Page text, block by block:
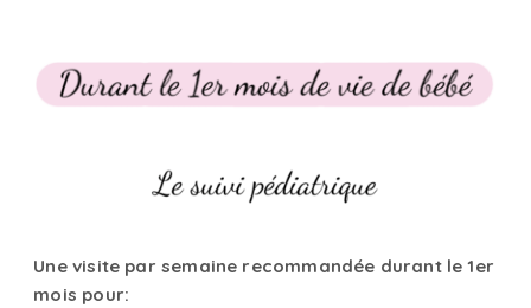
Une visite par semaine recommandée durant le 1er
mois pour: